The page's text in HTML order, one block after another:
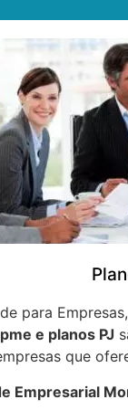
para
e planos PJ
que
Empresarial